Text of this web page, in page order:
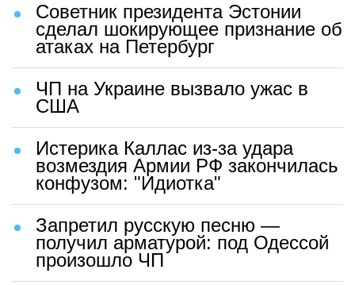
Советник президента Эстонии
сделал шокирующее признание об
атаках на Петербург
ЧП на Украине вызвало ужас в
США
Истерика Каллас из-за удара
возмездия Армии РФ закончилась
конфузом: "Идиотка"
Запретил русскую песню —
получил арматурой: под Одессой
произошло ЧП